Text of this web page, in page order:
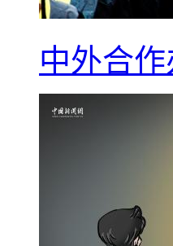
中外合